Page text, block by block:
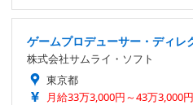
ゲームプロデューサー・ディレ
株式会社サムライ・ソフト
東京都
月給33万3,000円～43万3,000円